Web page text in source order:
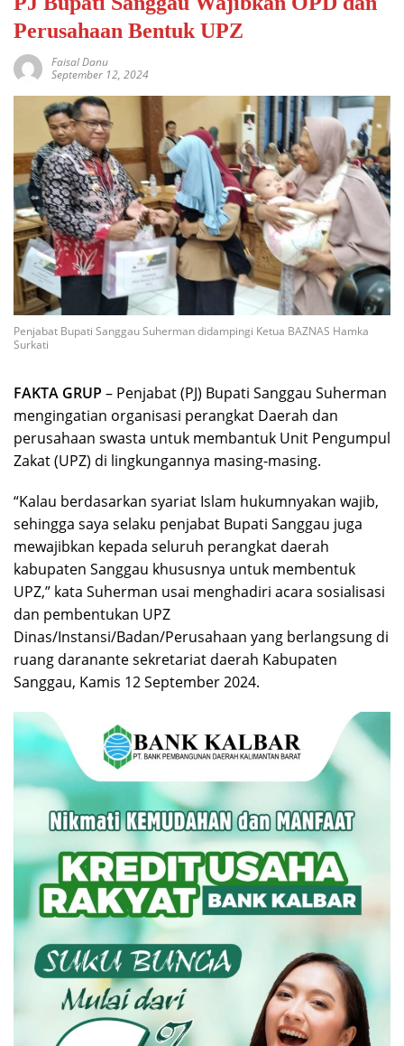
Perusahaan Bentuk UPZ
Faisal Danu
September 12, 2024
Penjabat Bupati Sanggau Suherman didampingi Ketua BAZNAS Hamka
Surkati
FAKTA GRUP – Penjabat (PJ) Bupati Sanggau Suherman
mengingatian organisasi perangkat Daerah dan
perusahaan swasta untuk membantuk Unit Pengumpul
Zakat (UPZ) di lingkungannya masing-masing.
“Kalau berdasarkan syariat Islam hukumnyakan wajib,
sehingga saya selaku penjabat Bupati Sanggau juga
mewajibkan kepada seluruh perangkat daerah
kabupaten Sanggau khususnya untuk membentuk
UPZ,” kata Suherman usai menghadiri acara sosialisasi
dan pembentukan UPZ
Dinas/Instansi/Badan/Perusahaan yang berlangsung di
ruang daranante sekretariat daerah Kabupaten
Sanggau, Kamis 12 September 2024.